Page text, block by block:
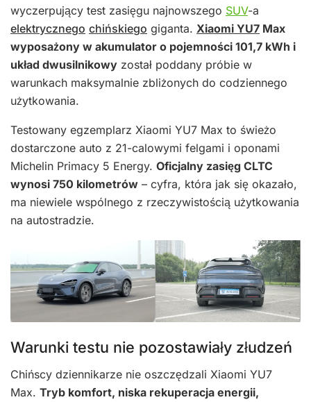
wyczerpujący test zasięgu najnowszego SUV-a
elektrycznego chińskiego giganta. Xiaomi YU7 Max
wyposażony w akumulator o pojemności 101,7 kWh i
układ dwusilnikowy został poddany próbie w
warunkach maksymalnie zbliżonych do codziennego
użytkowania.
Testowany egzemplarz Xiaomi YU7 Max to świeżo
dostarczone auto z 21-calowymi felgami i oponami
Michelin Primacy 5 Energy. Oficjalny zasięg CLTC
wynosi 750 kilometrów – cyfra, która jak się okazało,
ma niewiele wspólnego z rzeczywistością użytkowania
na autostradzie.
Warunki testu nie pozostawiały złudzeń
Chińscy dziennikarze nie oszczędzali Xiaomi YU7
Max. Tryb komfort, niska rekuperacja energii,